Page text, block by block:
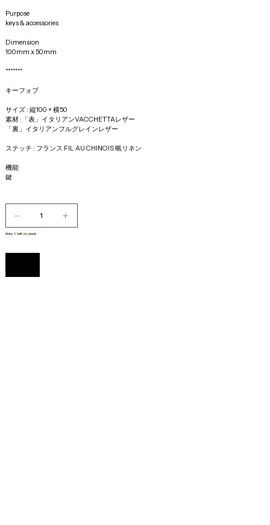
Purpose
keys & accessories
Dimension
100mm x 50mm
*******
キーフォブ
サイズ : 縦100 × 横50
素材 :「表」イタリアンVACCHETTAレザー
「裏」イタリアンフルグレインレザー
ステッチ : フランス FIL AU CHINOIS 蝋リネン
機能
鍵
Only 1 left in stock